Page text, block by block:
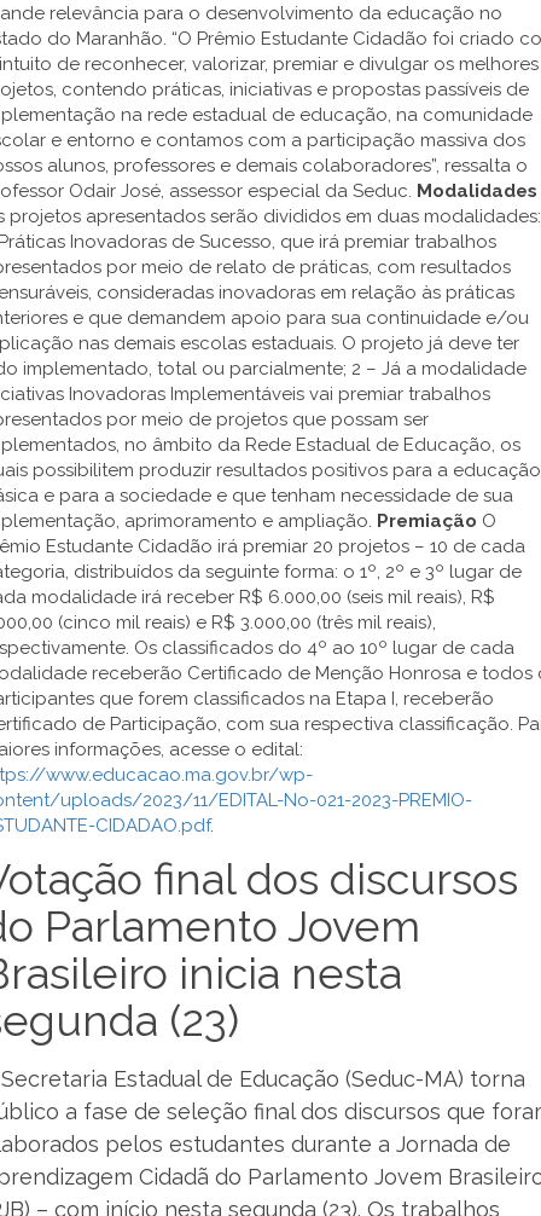
relevância para o desenvolvimento da educação no
do Maranhão. “O Prêmio Estudante Cidadão foi criado
de reconhecer, valorizar, premiar e divulgar os melhores
contendo práticas, iniciativas e propostas passíveis de
na rede estadual de educação, na comunidade
e entorno e contamos com a participação massiva dos
alunos, professores e demais colaboradores”, ressalta o
Odair José, assessor especial da Seduc. Modalidades
projetos apresentados serão divididos em duas modalidades:
Inovadoras de Sucesso, que irá premiar trabalhos
por meio de relato de práticas, com resultados
consideradas inovadoras em relação às práticas
e que demandem apoio para sua continuidade e/ou
nas demais escolas estaduais. O projeto já deve ter
implementado, total ou parcialmente; 2 – Já a modalidade
Inovadoras Implementáveis vai premiar trabalhos
por meio de projetos que possam ser
no âmbito da Rede Estadual de Educação, os
possibilitem produzir resultados positivos para a educação
e para a sociedade e que tenham necessidade de sua
aprimoramento e ampliação. Premiação O
Estudante Cidadão irá premiar 20 projetos – 10 de cada
distribuídos da seguinte forma: o 1º, 2º e 3º lugar de
modalidade irá receber R$ 6.000,00 (seis mil reais), R$
(cinco mil reais) e R$ 3.000,00 (três mil reais),
Os classificados do 4º ao 10º lugar de cada
receberão Certificado de Menção Honrosa e todos
que forem classificados na Etapa I, receberão
de Participação, com sua respectiva classificação.
informações, acesse o edital:
www.educacao.ma.gov.br/wp-
uploads/2023/11/EDITAL-No-021-2023-PREMIO-
CIDADAO.pdf.
final dos discursos
Parlamento Jovem
inicia nesta
(23)
Estadual de Educação (Seduc-MA) torna
a fase de seleção final dos discursos que
pelos estudantes durante a Jornada de
Cidadã do Parlamento Jovem
– com início nesta segunda (23). Os trabalhos